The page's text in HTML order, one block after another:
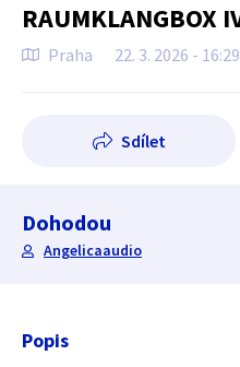
RAUMKLANGBOX
Praha 22. 3. 2026 - 16:29
Sdílet
Dohodou
Angelicaaudio
Popis